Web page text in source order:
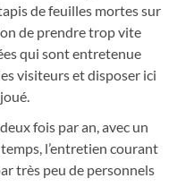
de feuilles mortes sur
de prendre trop vite
qui sont entretenue
visiteurs et disposer ici
fois par an, avec un
l’entretien courant
très peu de personnels